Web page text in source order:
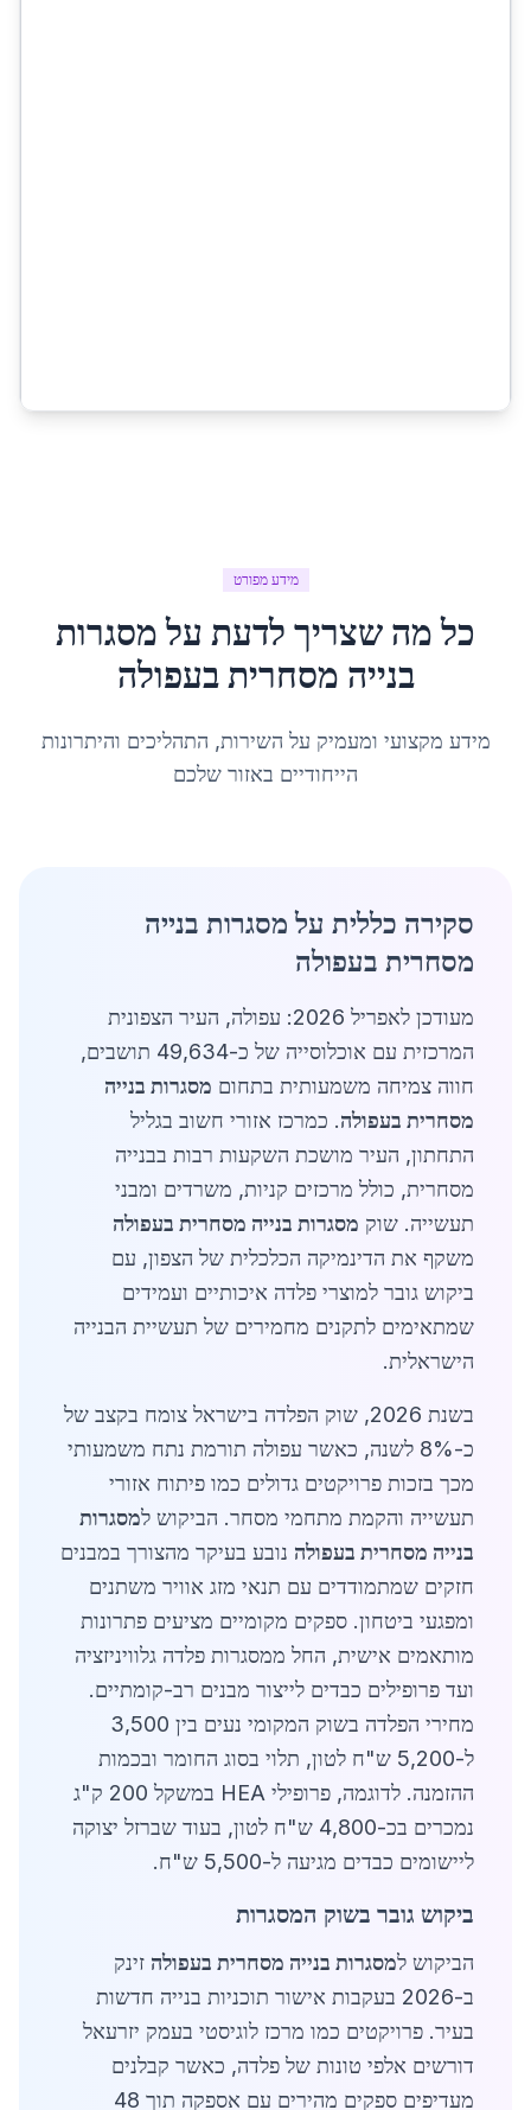
מידע מפורט
כל מה שצריך לדעת עלמסגרות
בנייה מסחרית בעפולה
מידע מקצועי ומעמיק על השירות, התהליכים והיתרונות
הייחודיים באזור שלכם
סקירה כללית על מסגרות בנייה
מסחרית בעפולה
מעודכן לאפריל 2026: עפולה, העיר הצפונית
המרכזית עם אוכלוסייה של כ-49,634 תושבים,
חווה צמיחה משמעותית בתחום מסגרות בנייה
מסחרית בעפולה. כמרכז אזורי חשוב בגליל
התחתון, העיר מושכת השקעות רבות בבנייה
מסחרית, כולל מרכזים קניות, משרדים ומבני
תעשייה. שוק מסגרות בנייה מסחרית בעפולה
משקף את הדינמיקה הכלכלית של הצפון, עם
ביקוש גובר למוצרי פלדה איכותיים ועמידים
שמתאימים לתקנים מחמירים של תעשיית הבנייה
הישראלית.
בשנת 2026, שוק הפלדה בישראל צומח בקצב של
כ-8% לשנה, כאשר עפולה תורמת נתח משמעותי
מכך בזכות פרויקטים גדולים כמו פיתוח אזורי
תעשייה והקמת מתחמי מסחר. הביקוש למסגרות
בנייה מסחרית בעפולה נובע בעיקר מהצורך במבנים
חזקים שמתמודדים עם תנאי מזג אוויר משתנים
ומפגעי ביטחון. ספקים מקומיים מציעים פתרונות
מותאמים אישית, החל ממסגרות פלדה גלוויניזציה
ועד פרופילים כבדים לייצור מבנים רב-קומתיים.
מחירי הפלדה בשוק המקומי נעים בין 3,500
ל-5,200 ש"ח לטון, תלוי בסוג החומר ובכמות
ההזמנה. לדוגמה, פרופילי HEA במשקל 200 ק"ג
נמכרים בכ-4,800 ש"ח לטון, בעוד שברזל יצוקה
ליישומים כבדים מגיעה ל-5,500 ש"ח.
ביקוש גובר בשוק המסגרות
הביקוש למסגרות בנייה מסחרית בעפולה זינק
ב-2026 בעקבות אישור תוכניות בנייה חדשות
בעיר. פרויקטים כמו מרכז לוגיסטי בעמק יזרעאל
דורשים אלפי טונות של פלדה, כאשר קבלנים
מעדיפים ספקים מהירים עם אספקה תוך 48